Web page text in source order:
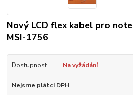
Nový LCD flex kabel pro
MSI-1756
Dostupnost Na vyžádání
Nejsme plátci DPH